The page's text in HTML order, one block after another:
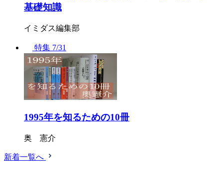
基礎知識
イミダス編集部
特集 7/31
1995年を知るための10冊
奥 憲介
新着一覧へ